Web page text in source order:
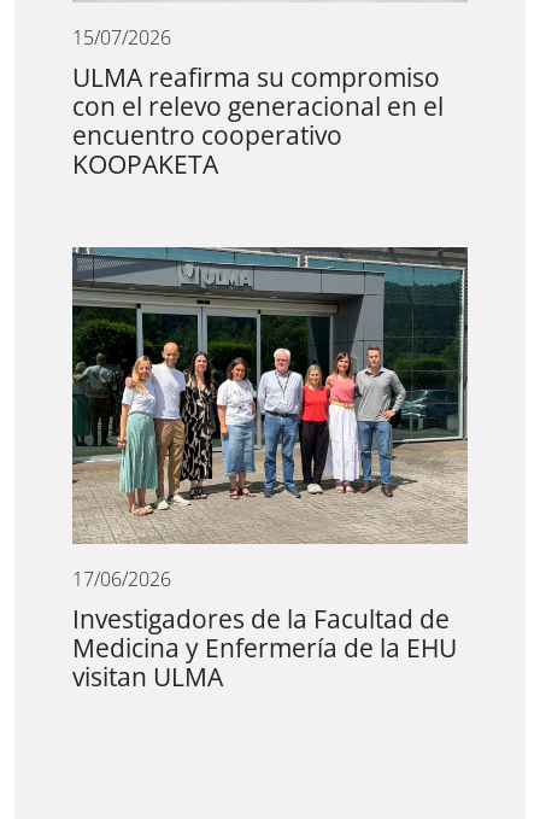
15/07/2026
ULMA reafirma su compromiso
con el relevo generacional en el
encuentro cooperativo
KOOPAKETA
17/06/2026
Investigadores de la Facultad de
Medicina y Enfermería de la EHU
visitan ULMA